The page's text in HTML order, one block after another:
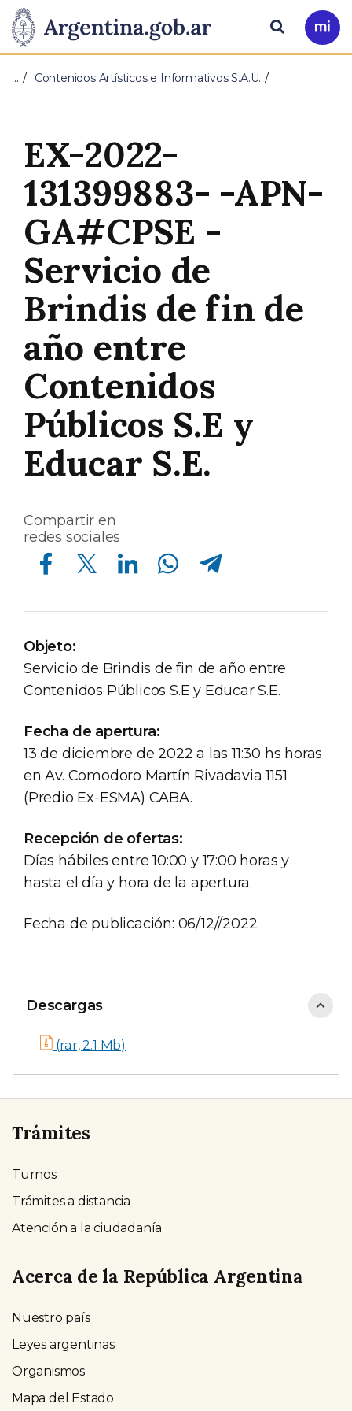
Presidencia
de
Nación
Pasar al contenido principal
Ir
a
Buscar
… Contenidos Artísticos e Informativos S.A.U.
EX-2022-
131399883- -APN-
GA#CPSE -
Servicio de
Brindis de fin de
año entre
Contenidos
Públicos S.E y
Educar S.E.
Compartir en
redes sociales
Compartir en Facebook Compartir en Twitter Compartir en Linkedin Compartir en Whatsapp Compartir en Telegram
Objeto:
Servicio de Brindis de fin de año entre
Contenidos Públicos S.E y Educar S.E.
Fecha de apertura:
13 de diciembre de 2022 a las 11:30 hs horas
en Av. Comodoro Martín Rivadavia 1151
(Predio Ex-ESMA) CABA.
Recepción de ofertas:
Días hábiles entre 10:00 y 17:00 horas y
hasta el día y hora de la apertura.
Fecha de publicación: 06/12//2022
Descargas
Descargas
(rar, 2.1 Mb)
Trámites
Turnos
Trámites a distancia
Atención a la ciudadanía
Acerca de la República Argentina
Nuestro país
Leyes argentinas
Organismos
Mapa del Estado